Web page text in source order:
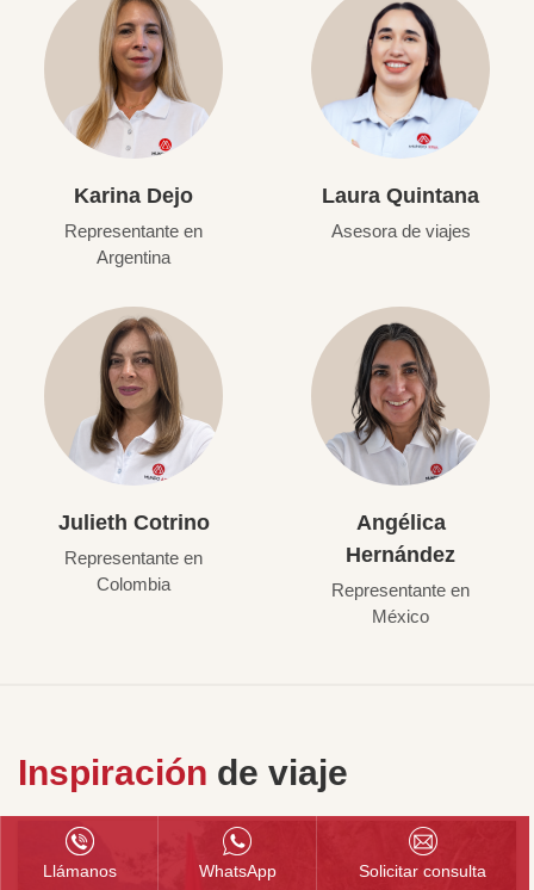
Karina Dejo
Representante en
Argentina
Laura Quintana
Asesora de viajes
Julieth Cotrino
Representante en
Colombia
Angélica
Hernández
Representante en
México
Inspiración de viaje
Llámanos WhatsApp Solicitar consulta